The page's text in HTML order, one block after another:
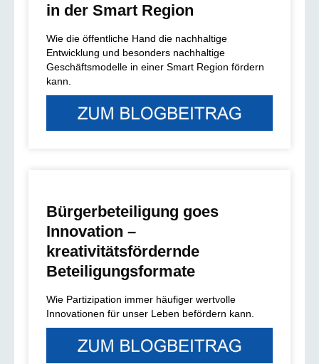
in der Smart Region
Wie die öffentliche Hand die nachhaltige
Entwicklung und besonders nachhaltige
Geschäftsmodelle in einer Smart Region fördern
kann.
Bürgerbeteiligung goes
Innovation –
kreativitätsfördernde
Beteiligungsformate
Wie Partizipation immer häufiger wertvolle
Innovationen für unser Leben befördern kann.